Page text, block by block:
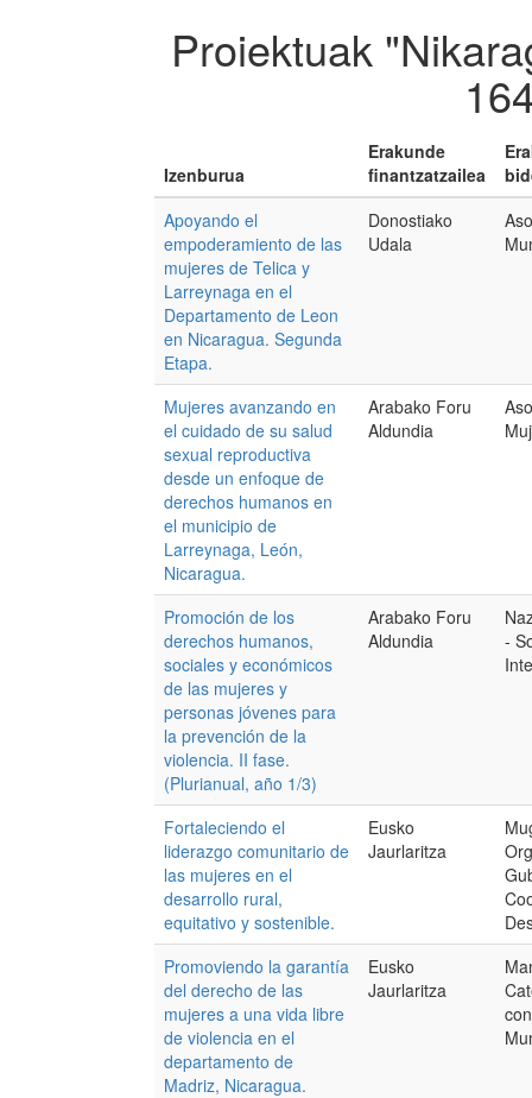
Proiektuak
Izenburua
Erakunde
finantzatzailea
Apoyando el
empoderamiento de las
mujeres de Telica y
Larreynaga en el
Departamento de Leon
en Nicaragua. Segunda
Etapa.
Donostiako
Udala
Mujeres avanzando en
el cuidado de su salud
sexual reproductiva
desde un enfoque de
derechos humanos en
el municipio de
Larreynaga, León,
Nicaragua.
Arabako Foru
Aldundia
Promoción de los
derechos humanos,
sociales y económicos
de las mujeres y
personas jóvenes para
la prevención de la
violencia. II fase.
(Plurianual, año 1/3)
Arabako Foru
Aldundia
-
Fortaleciendo el
liderazgo comunitario de
las mujeres en el
desarrollo rural,
equitativo y sostenible.
Eusko
Jaurlaritza
Promoviendo la garantía
del derecho de las
mujeres a una vida libre
de violencia en el
departamento de
Madriz, Nicaragua.
Eusko
Jaurlaritza